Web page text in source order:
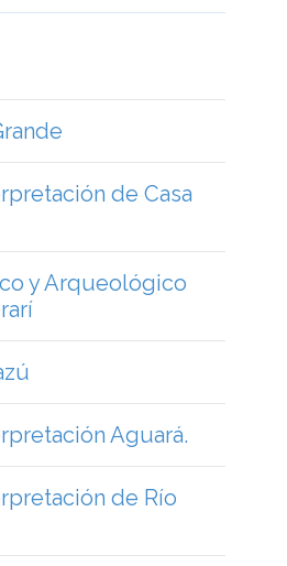
de Casa
y Arqueológico
Aguará.
de Río